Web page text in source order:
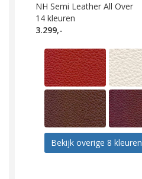
NH Semi Leather All Over
14 kleuren
3.299,-
Bekijk overige 8 kleuren